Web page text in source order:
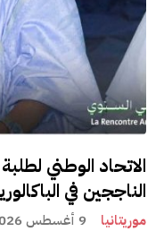
الاتحاد الوطني
الناججين في
موريتانيا 9 أغسطس 2026، 19:08 مساءً